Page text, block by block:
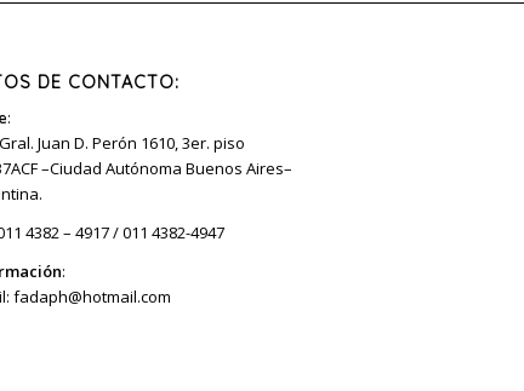
DE CONTACTO:
:
Juan D. Perón 1610, 3er. piso
–Ciudad Autónoma Buenos Aires–
4382 – 4917 / 011 4382-4947
:
fadaph@hotmail.com